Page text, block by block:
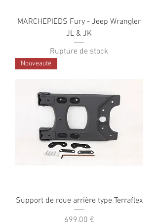
MARCHEPIEDS Fury - Jeep Wrangler
JL & JK
Rupture de stock
Nouveauté
Support de roue arrière type Terraflex
Prix